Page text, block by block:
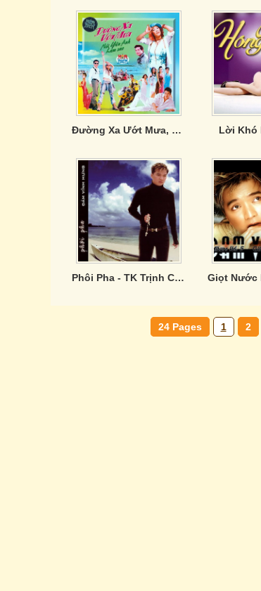
Đường Xa Ướt Mưa, Nói Yêu Anh Làm Sao Lời Khó
Phôi Pha - TK Trịnh Công Sơn
24 Pages 1 2